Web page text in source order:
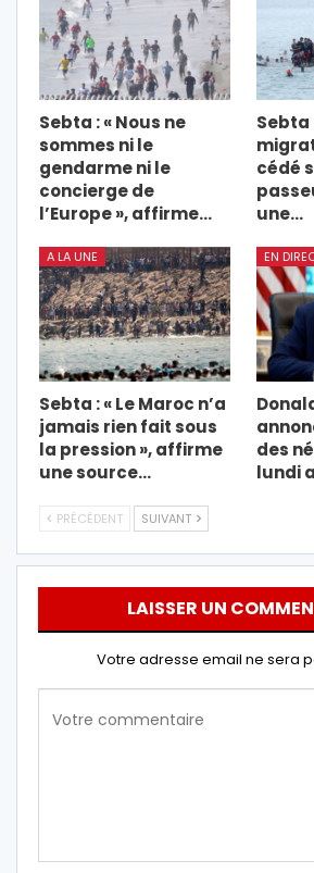
Sebta : « Nous ne
sommes ni le
gendarme ni le
concierge de
l’Europe », affirme…
Sebta
cédé
une…
A LA UNE
Sebta : « Le Maroc n’a
jamais rien fait sous
la pression », affirme
une source…
EN
des
lundi
PRÉCÉDENT SUIVANT
LAISSER UN
Votre adresse email ne sera